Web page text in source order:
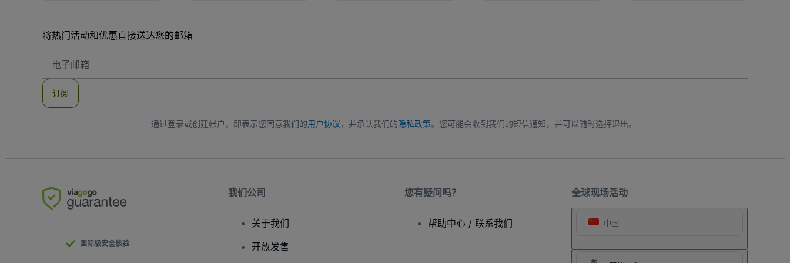
将热门活动和优惠直接送达您的邮箱
子
地
订阅
通过登录或创建帐户，即表示您同意我们的用户协议，并承认我们的隐私政策。您可能会收到我们的短信通知，并可以随时选择退出。
全球现场活动
中国
国际级安全核验
我们公司
关于我们
开放发售
您有疑问吗？
帮助中心 / 联系我们